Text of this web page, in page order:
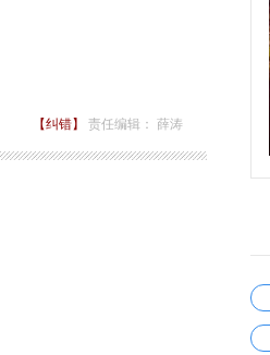
【纠错】 责任编辑： 薛涛